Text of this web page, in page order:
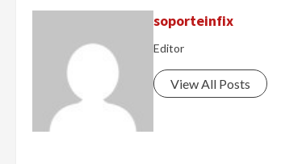
soporteinfix
Editor
View All Posts